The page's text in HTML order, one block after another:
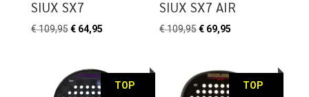
SIUX SX7
€109,95 Oorspronkelijke
€ 109,95.
€64,95Huidige
€ 64,95.
SIUX SX7 AIR
€109,95Oorspronkelijke
€ 109,95.
€ 69,95
€ 69,95.
TOP
TOP